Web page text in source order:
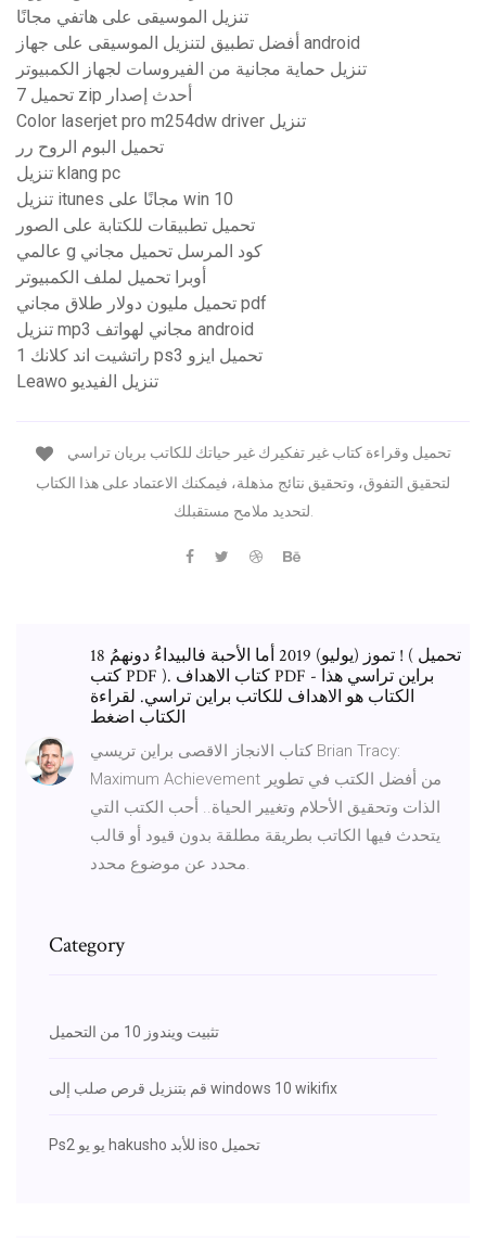
تنزيل الموسيقى على هاتفي مجانًا
أفضل تطبيق لتنزيل الموسيقى على جهاز android
تنزيل حماية مجانية من الفيروسات لجهاز الكمبيوتر
تحميل 7 zip أحدث إصدار
Color laserjet pro m254dw driver تنزيل
تحميل البوم الروح رر
تنزيل klang pc
تنزيل itunes مجانًا على win 10
تحميل تطبيقات للكتابة على الصور
عالمي g كود المرسل تحميل مجاني
أوبرا تحميل لملف الكمبيوتر
تحميل مليون دولار طلاق مجاني pdf
تنزيل mp3 مجاني لهواتف android
راتشيت اند كلانك 1 ps3 تحميل ايزو
Leawo تنزيل الفيديو
لتحقيق التفوق، وتحقيق نتائج مذهلة، فيمكنك الاعتماد على هذا الكتاب
18 تموز (يوليو) 2019 أما الأحبة فالبيداءُ دونهمُ ! ( تحميل
كتب PDF ). كتاب الاهداف PDF - براين تراسي هذا
الكتاب هو الاهداف للكاتب براين تراسي. لقراءة
كتاب الانجاز الاقصى براين تريسي Brian Tracy:
Maximum Achievement من أفضل الكتب في تطوير
الذات وتحقيق الأحلام وتغيير الحياة.. أحب الكتب التي
يتحدث فيها الكاتب بطريقة مطلقة بدون قيود أو قالب
محدد عن موضوع محدد.
Category
تثبيت ويندوز 10 من التحميل
قم بتنزيل قرص صلب إلى windows 10 wikifix
Ps2 يو يو hakusho للأبد iso تحميل